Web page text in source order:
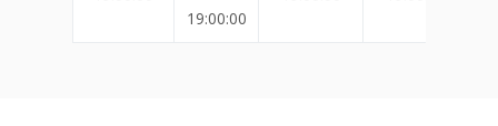
19:00:00